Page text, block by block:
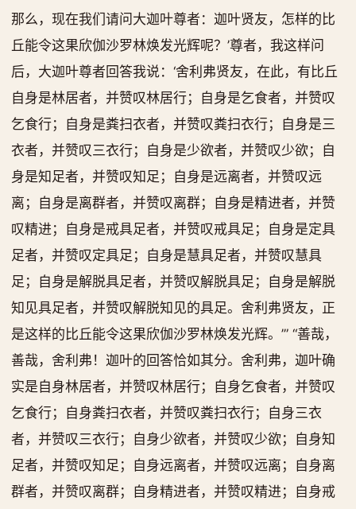
那么，现在我们请问大迦叶尊者：迦叶贤友，怎样的比
丘能令这果欣伽沙罗林焕发光辉呢？’尊者，我这样问
后，大迦叶尊者回答我说：‘舍利弗贤友，在此，有比丘
自身是林居者，并赞叹林居行；自身是乞食者，并赞叹
乞食行；自身是粪扫衣者，并赞叹粪扫衣行；自身是三
衣者，并赞叹三衣行；自身是少欲者，并赞叹少欲；自
身是知足者，并赞叹知足；自身是远离者，并赞叹远
离；自身是离群者，并赞叹离群；自身是精进者，并赞
叹精进；自身是戒具足者，并赞叹戒具足；自身是定具
足者，并赞叹定具足；自身是慧具足者，并赞叹慧具
足；自身是解脱具足者，并赞叹解脱具足；自身是解脱
知见具足者，并赞叹解脱知见的具足。舍利弗贤友，正
是这样的比丘能令这果欣伽沙罗林焕发光辉。’” “善哉，
善哉，舍利弗！迦叶的回答恰如其分。舍利弗，迦叶确
实是自身林居者，并赞叹林居行；自身乞食者，并赞叹
乞食行；自身粪扫衣者，并赞叹粪扫衣行；自身三衣
者，并赞叹三衣行；自身少欲者，并赞叹少欲；自身知
足者，并赞叹知足；自身远离者，并赞叹远离；自身离
群者，并赞叹离群；自身精进者，并赞叹精进；自身戒